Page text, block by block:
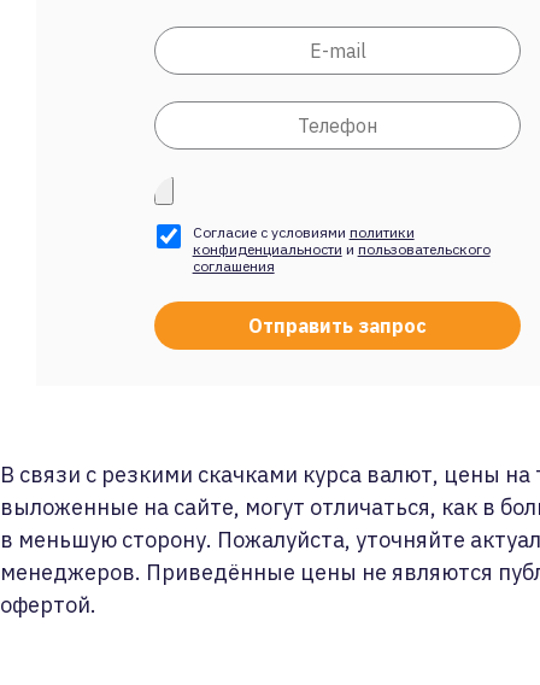
Согласие с условиями политики
конфиденциальности и пользовательского
соглашения
В связи с резкими скачками курса валют, цены на
выложенные на сайте, могут отличаться, как в
в меньшую сторону. Пожалуйста, уточняйте
менеджеров. Приведённые цены не являются
офертой.